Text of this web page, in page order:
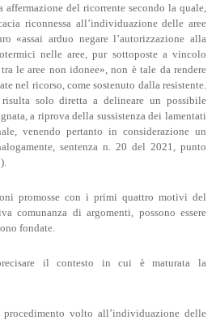
affermazione del ricorrente secondo la quale,
riconnessa all’individuazione delle aree
«assai arduo negare l’autorizzazione alla
nelle aree, pur sottoposte a vincolo
le aree non idonee», non è tale da rendere
nel ricorso, come sostenuto dalla resistente.
risulta solo diretta a delineare un possibile
a riprova della sussistenza dei lamentati
venendo pertanto in considerazione un
sentenza n. 20 del 2021, punto
promosse con i primi quattro motivi del
comunanza di argomenti, possono essere
fondate.
il contesto in cui è maturata la
procedimento volto all’individuazione delle